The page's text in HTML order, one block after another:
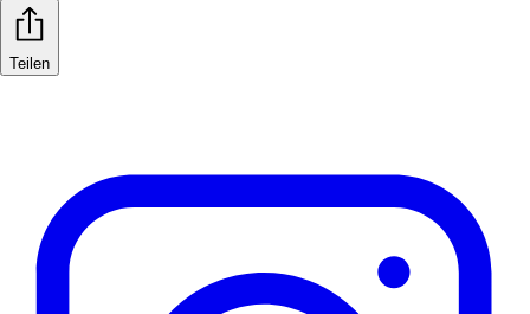
Teilen